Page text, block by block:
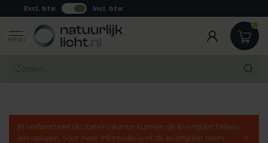
Excl. btw Incl. btw
MENU
In verband met de zomervakantie kunnen de levertijden helaas
iets oplopen. Voor meer informatie over de levertijden neem